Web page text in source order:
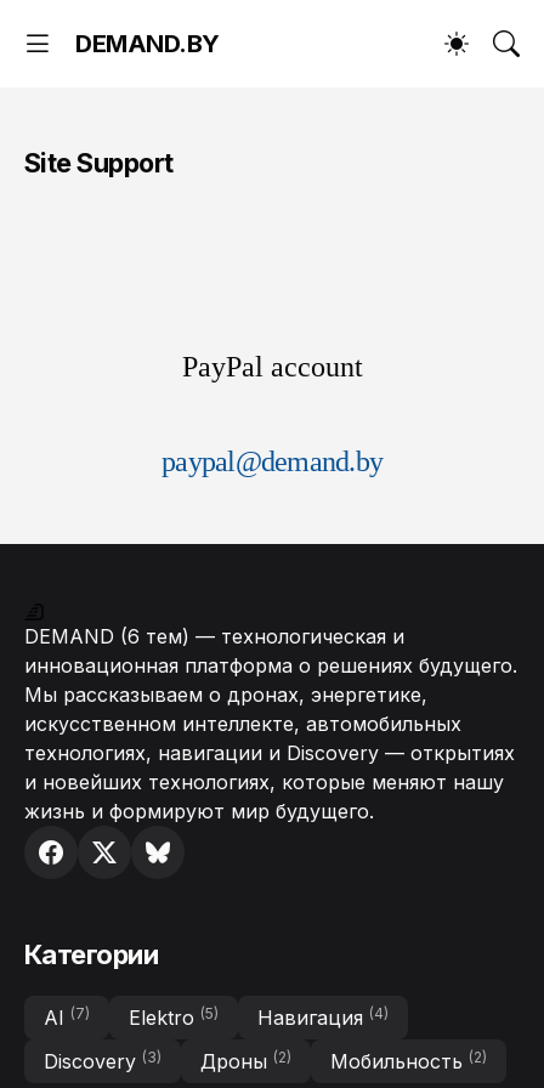
DEMAND.BY
Site Support
PayPal account
paypal@demand.by
DEMAND (6 тем) — технологическая и
инновационная платформа о решениях будущего.
Мы рассказываем о дронах, энергетике,
искусственном интеллекте, автомобильных
технологиях, навигации и Discovery — открытиях
и новейших технологиях, которые меняют нашу
жизнь и формируют мир будущего.
Категории
AI (7) Elektro (5) Навигация (4)
Discovery (3) Дроны (2) Мобильность (2)